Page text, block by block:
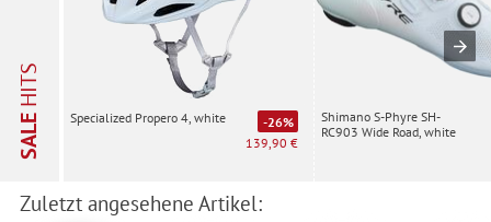
SALE
HITS
Specialized Propero 4, white
-26%
139,90 €
Shimano S-Phyre SH-
RC903 Wide Road, white
Zuletzt angesehene Artikel: